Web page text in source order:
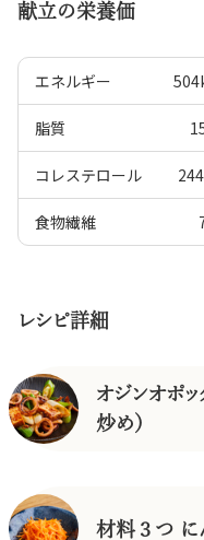
献立の栄養価
エネルギー 504
脂質
コレステロール 244
食物繊維
レシピ詳細
オジンオポ
炒め）
材料３つ に